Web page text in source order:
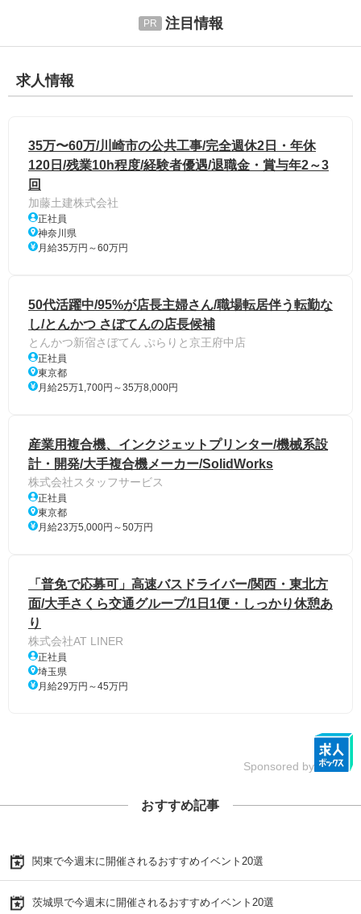
注目情報
求人情報
35万〜60万/川崎市の公共工事/完全週休2日・年休
120日/残業10h程度/経験者優遇/退職金・賞与年2～3
回
加藤土建株式会社
正社員
神奈川県
月給35万円～60万円
50代活躍中/95%が店長主婦さん/職場転居伴う転勤な
し/とんかつ さぼてんの店長候補
とんかつ新宿さぼてん ぷらりと京王府中店
正社員
東京都
月給25万1,700円～35万8,000円
産業用複合機、インクジェットプリンター/機械系設
計・開発/大手複合機メーカー/SolidWorks
株式会社スタッフサービス
正社員
東京都
月給23万5,000円～50万円
「普免で応募可」高速バスドライバー/関西・東北方
面/大手さくら交通グループ/1日1便・しっかり休憩あ
り
株式会社AT LINER
正社員
埼玉県
月給29万円～45万円
Sponsored by
おすすめ記事
関東で今週末に開催されるおすすめイベント20選
茨城県で今週末に開催されるおすすめイベント20選